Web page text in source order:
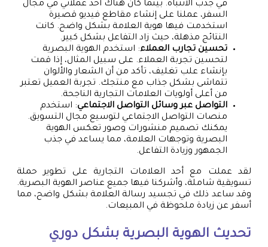
في جذب الانتباه. بينما كان هناك أحد عملائي في مجال
السفر، عملنا على إنشاء مقاطع فيديو قصيرة
استخدمت فيها هوية العلامة بشكل واضح. كانت
النتائج مذهلة، حيث زاد التفاعل بشكل كبير.
تحسين تجارب العملاء: استخدم الهوية البصرية
لتحسين تجربة العملاء. على سبيل المثال، إذا قمت
بإنشاء علب تغليف، تأكد من أن الشعار والألوان
تتماشى بشكل جذاب مع منتجك. تجربة العميل تعتبر
من أعلى أولويات العلامات التجارية الناجحة.
التواصل عبر وسائل التواصل الاجتماعي: استخدم
منصات التواصل الاجتماعي لتوسيع مجال التسويق.
يمكنك تصميم منشورات وصور تعكس الهوية
البصرية وتوجهات العلامة، مما يساعد في جذب
الجمهور وزيادة التفاعل.
لقد عملت مع أحد العلامات التجارية على تطوير حملة
تسويقية شاملة، وأشركنا فيها جميع عناصر الهوية البصرية.
وقد ساعد ذلك في تجسيد رسالة العلامة بشكل واضح، مما
أسفر عن زيادة ملحوظة في المبيعات.
تحديث الهوية البصرية بشكل دوري